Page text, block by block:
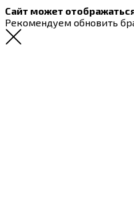
Сайт может
Рекомендуем обновить